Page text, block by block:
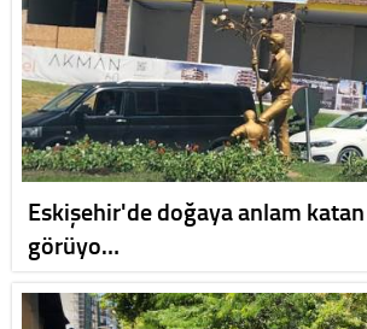
Eskişehir'de doğaya anlam
görüyo…